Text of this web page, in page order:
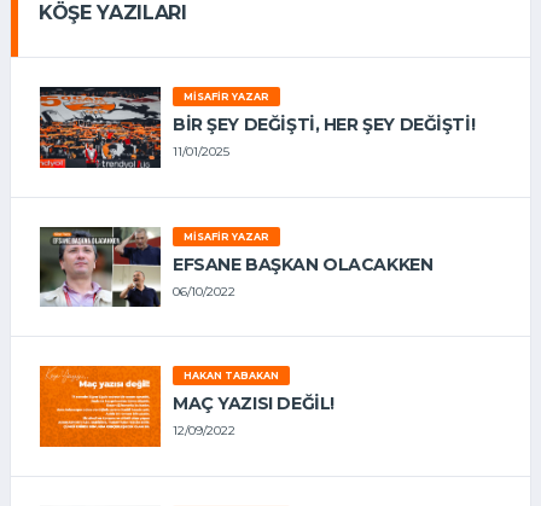
KÖŞE YAZILARI
MISAFIR YAZAR
BIR ŞEY DEĞIŞTI, HER ŞEY DEĞIŞTI!
11/01/2025
MISAFIR YAZAR
EFSANE BAŞKAN OLACAKKEN
06/10/2022
HAKAN TABAKAN
MAÇ YAZISI DEĞİL!
12/09/2022